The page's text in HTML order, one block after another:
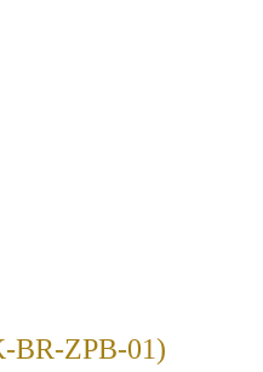
BR-ZPB-01)